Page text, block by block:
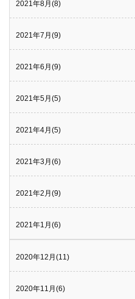
2021年8月(8)
2021年7月(9)
2021年6月(9)
2021年5月(5)
2021年4月(5)
2021年3月(6)
2021年2月(9)
2021年1月(6)
2020年12月(11)
2020年11月(6)